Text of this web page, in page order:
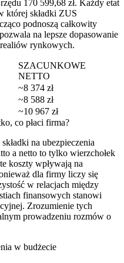
170 599,68 zł. Każdy etat
której składki ZUS
podnoszą całkowity
na lepsze dopasowanie
rynkowych.
SZACUNKOWE
NETTO
~8 374 zł
~8 588 zł
~10 967 zł
co płaci firma?
na ubezpieczenia
a netto to tylko wierzchołek
koszty wpływają na
dla firmy liczy się
w relacjach między
finansowych stanowi
Zrozumienie tych
prowadzeniu rozmów o
w budżecie